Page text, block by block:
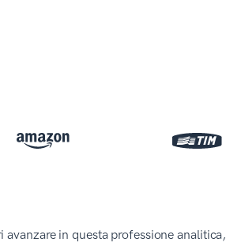
in questa professione